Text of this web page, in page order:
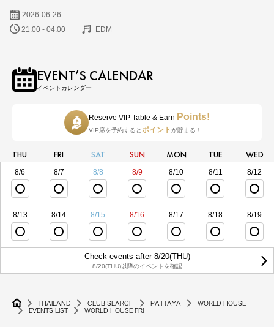
2026-06-26
21:00 - 04:00 EDM
EVENT’S CALENDAR
イベントカレンダー
Reserve VIP Table & Earn Points!
VIP席を予約すると ポイント が貯まる！
THU FRI SAT SUN MON TUE WED
8/6 8/7 8/8 8/9 8/10 8/11 8/12
8/13 8/14 8/15 8/16 8/17 8/18 8/19
Check events after 8/20(THU)
8/20(THU)以降のイベントを確認
THAILAND CLUB SEARCH PATTAYA
WORLD HOUSE
EVENTS LIST
WORLD HOUSE FRI